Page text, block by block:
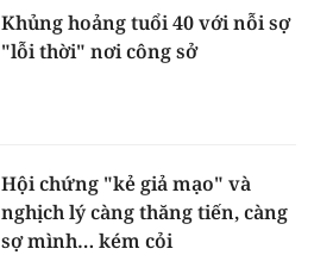
Khủng hoảng tuổi 40 với nỗi sợ
"lỗi thời" nơi công sở
Hội chứng "kẻ giả mạo" và
nghịch lý càng thăng tiến, càng
sợ mình… kém cỏi